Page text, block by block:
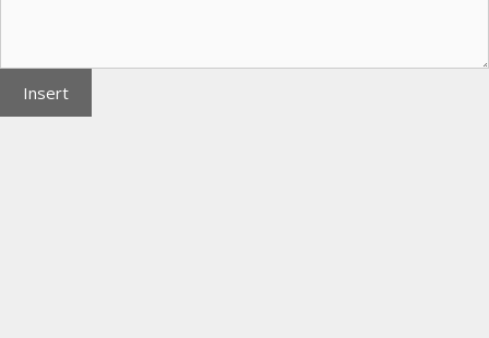
Insert